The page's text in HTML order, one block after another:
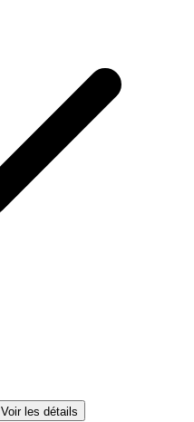
Voir les détails